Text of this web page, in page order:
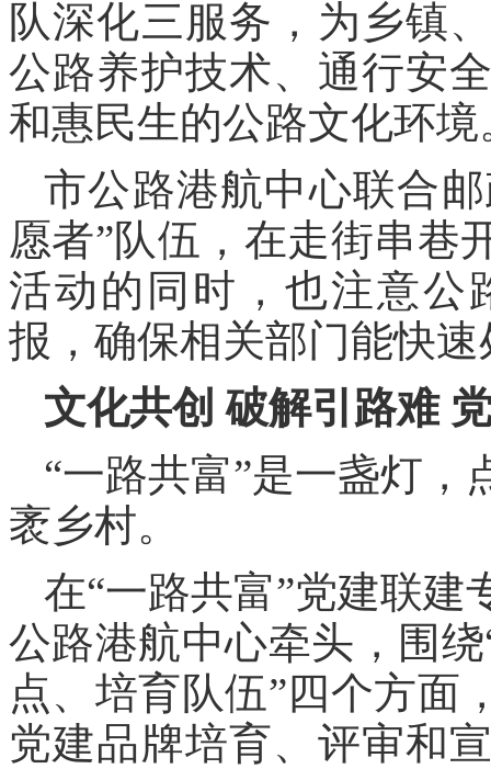
队深化三服务，为乡镇
公路养护技术、通行安
和惠民生的公路文化环境
市公路港航中心联合
愿者”队伍，在走街串巷
活动的同时，也注意公
报，确保相关部门能快速
文化共创 破解引路难
“一路共富”是一盏灯
袤乡村。
在“一路共富”党建联
公路港航中心牵头，围
点、培育队伍”四个方面
党建品牌培育、评审和